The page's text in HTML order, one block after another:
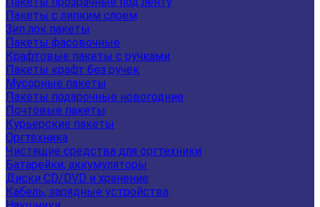
Пакеты с липким слоем
Зип лок пакеты
Пакеты фасовочные
Крафтовые пакеты с ручками
Пакеты крафт без ручек
Мусорные пакеты
Пакеты подарочные новогодние
Почтовые пакеты
Курьерские пакеты
Оргтехника
Чистящие средства для оргтехники
Батарейки, аккумуляторы
Диски CD/DVD и хранение
Кабель, зарядные устройства